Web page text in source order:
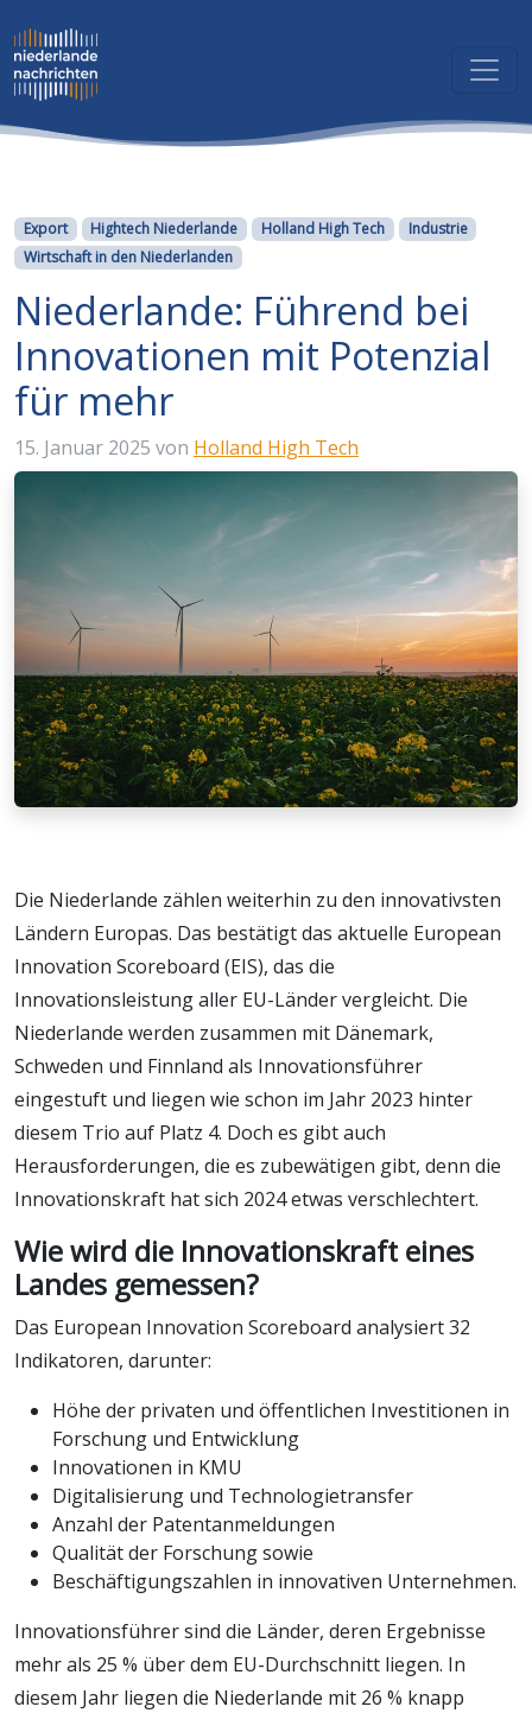
Kategorien
Export Hightech Niederlande Holland High Tech
Industrie
Wirtschaft in den Niederlanden
Niederlande: Führend bei
Innovationen mit Potenzial
für mehr
15. Januar 2025 von Holland High Tech
Die Niederlande zählen weiterhin zu den innovativsten
Ländern Europas. Das bestätigt das aktuelle European
Innovation Scoreboard (EIS), das die
Innovationsleistung aller EU-Länder vergleicht. Die
Niederlande werden zusammen mit Dänemark,
Schweden und Finnland als Innovationsführer
eingestuft und liegen wie schon im Jahr 2023 hinter
diesem Trio auf Platz 4. Doch es gibt auch
Herausforderungen, die es zubewätigen gibt, denn die
Innovationskraft hat sich 2024 etwas verschlechtert.
Wie wird die Innovationskraft eines
Landes gemessen?
Das European Innovation Scoreboard analysiert 32
Indikatoren, darunter:
Höhe der privaten und öffentlichen Investitionen in
Forschung und Entwicklung
Innovationen in KMU
Digitalisierung und Technologietransfer
Anzahl der Patentanmeldungen
Qualität der Forschung sowie
Beschäftigungszahlen in innovativen Unternehmen.
Innovationsführer sind die Länder, deren Ergebnisse
mehr als 25 % über dem EU-Durchschnitt liegen. In
diesem Jahr liegen die Niederlande mit 26 % knapp